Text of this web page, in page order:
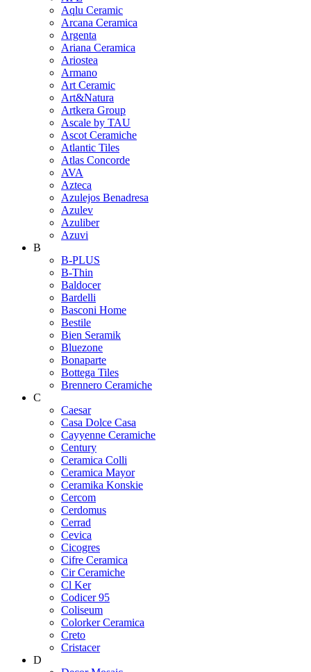
Aqlu Ceramic
Arcana Ceramica
Argenta
Ariana Ceramica
Ariostea
Armano
Art Ceramic
Art&Natura
Artkera Group
Ascale by TAU
Ascot Ceramiche
Atlantic Tiles
Atlas Concorde
AVA
Azteca
Azulejos Benadresa
Azulev
Azuliber
Azuvi
B
B-PLUS
B-Thin
Baldocer
Bardelli
Basconi Home
Bestile
Bien Seramik
Bluezone
Bonaparte
Bottega Tiles
Brennero Ceramiche
C
Caesar
Casa Dolce Casa
Cayyenne Ceramiche
Century
Ceramica Colli
Ceramica Mayor
Ceramika Konskie
Cercom
Cerdomus
Cerrad
Cevica
Cicogres
Cifre Ceramica
Cir Ceramiche
Cl Ker
Codicer 95
Coliseum
Colorker Ceramica
Creto
Cristacer
D